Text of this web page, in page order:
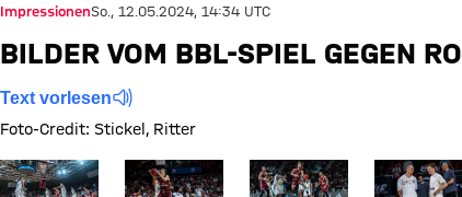
ImpressionenSo., 12.05.2024, 14:34 UTC
BILDER VOM BBL-SPIEL GEGEN
Text vorlesen
Foto-Credit: Stickel, Ritter
Zeige in voller GrößeZeige in voller GrößeZeige in voller GrößeZeige in